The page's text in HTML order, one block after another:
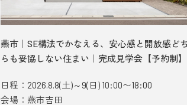
燕市｜SE構法でかなえる、安心感と開放感どち
らも妥協しない住まい｜完成見学会【予約制】
日程：2026.8.8(土)～9(日) 10:00〜18:00
会場：燕市吉田